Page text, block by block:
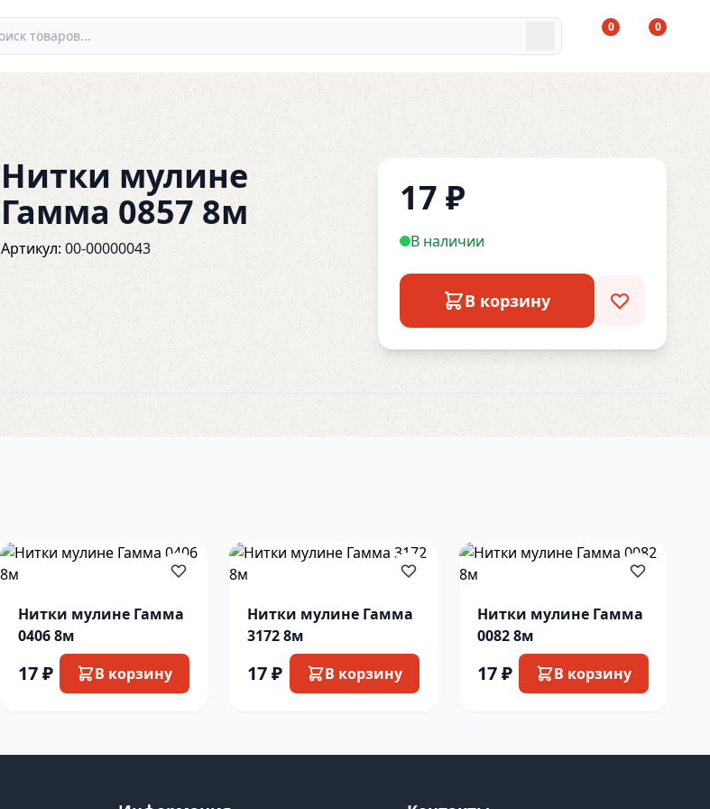
0 0
Нитки мулине
Гамма 0857 8м
Артикул:00-00000043
17 ₽
В наличии
В корзину
Нитки мулине Гамма
0406 8м
17 ₽ В корзину
Нитки мулине Гамма
3172 8м
17 ₽ В корзину
Нитки мулине Гамма
0082 8м
17 ₽ В корзину